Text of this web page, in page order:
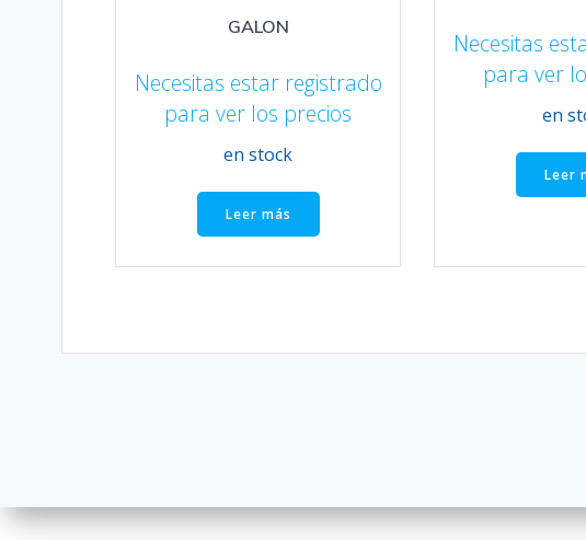
GALON
Necesitas estar registrado
para ver los precios
en stock
Leer más
Necesitas
para ver
en
Leer